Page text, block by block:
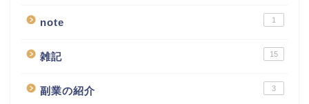
note 1
雑記 15
副業の紹介 3